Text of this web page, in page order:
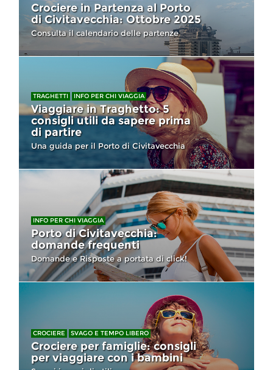
Crociere in Partenza al Porto
di Civitavecchia: Ottobre 2025
Consulta il calendario delle partenze
TRAGHETTI INFO PER CHI VIAGGIA
Viaggiare in Traghetto: 5
consigli utili da sapere prima
di partire
Una guida per il Porto di Civitavecchia
INFO PER CHI VIAGGIA
Porto di Civitavecchia:
domande frequenti
Domande e Risposte a portata di click!
CROCIERE SVAGO E TEMPO LIBERO
Crociere per famiglie: consigli
per viaggiare con i bambini